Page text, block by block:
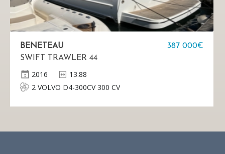
BENETEAU
SWIFT TRAWLER 44
387 000€
2016
13.88
2 VOLVO D4-300CV 300 CV